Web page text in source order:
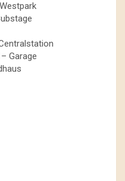
– Garage